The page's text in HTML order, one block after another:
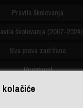
Pravila školovanja
školovanja (2007-2024)
Sva prava zadržana
Privatnost